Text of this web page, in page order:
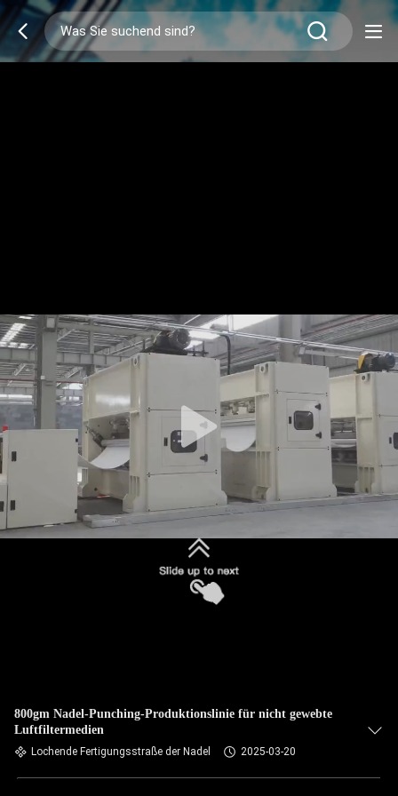
800gm Nadel-Punching-Produktionslinie für nicht gewebte
Luftfiltermedien
Lochende Fertigungsstraße der Nadel 2025-03-20